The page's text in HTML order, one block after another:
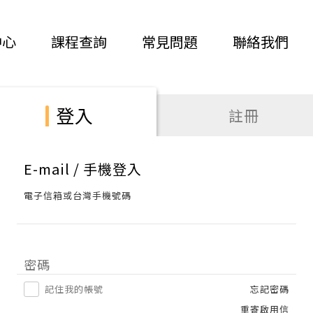
課程查詢 常見問題 聯絡我們
登入 註冊
E-mail / 手機登入
電子信箱或台灣手機號碼
密碼
記住我的帳號
忘記密碼
重寄啟用信